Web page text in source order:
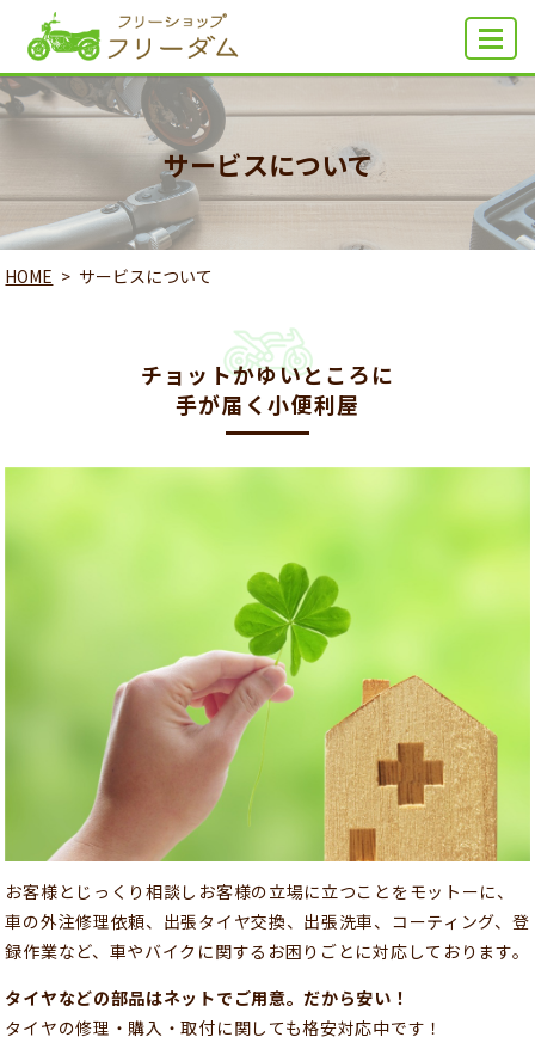
MENU
サービスについて
HOME サービスについて
チョットかゆいところに
手が届く小便利屋
お客様とじっくり相談しお客様の立場に立つことをモットーに、
車の外注修理依頼、出張タイヤ交換、出張洗車、コーティング、登
録作業など、車やバイクに関するお困りごとに対応しております。
タイヤなどの部品はネットでご用意。だから安い！
タイヤの修理・購入・取付に関しても格安対応中です！